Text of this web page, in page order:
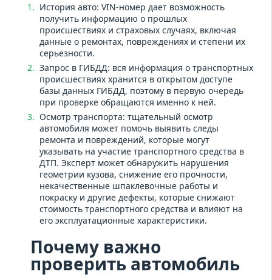
История авто: VIN-номер дает возможность
получить информацию о прошлых
происшествиях и страховых случаях, включая
данные о ремонтах, повреждениях и степени их
серьезности.
Запрос в ГИБДД: вся информация о транспортных
происшествиях хранится в открытом доступе
базы данных ГИБДД, поэтому в первую очередь
при проверке обращаются именно к ней.
Осмотр транспорта: тщательный осмотр
автомобиля может помочь выявить следы
ремонта и повреждений, которые могут
указывать на участие транспортного средства в
ДТП. Эксперт может обнаружить нарушения
геометрии кузова, снижение его прочности,
некачественные шпаклевочные работы и
покраску и другие дефекты, которые снижают
стоимость транспортного средства и влияют на
его эксплуатационные характеристики.
Почему важно
проверить автомобиль